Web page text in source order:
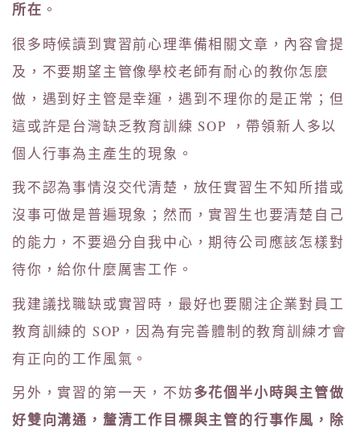
所在 。
很多時候讀到實習前心理準備相關文章，內容會提
及，不要期望主管像學校老師有耐心的教你怎麼
做，遇到好主管是幸運，遇到不理你的是正常；但
這或許是台灣缺乏教育訓練 SOP ，帶領新人多以
個人行事為主產生的現象。
我不認為事情沒交代清楚，放任實習生不知所措或
沒事可做是普遍現象；然而，實習生也要清楚自己
的能力，不要過分自我中心，期待公司應該怎樣對
待你，給你什麼厲害工作。
我建議找職缺或實習時，最好也要關注企業對員工
教育訓練的 SOP，因為有完善體制的教育訓練才會
有正向的工作風氣。
另外，實習的第一天，不妨多花個半小時與主管做
好雙向溝通，釐清工作目標與主管的行事作風，除